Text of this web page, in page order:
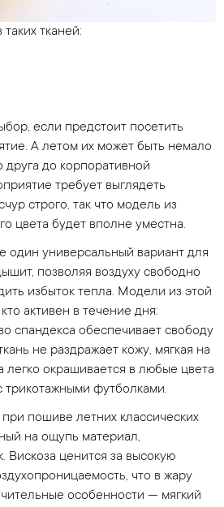
тканей:
если предстоит посетить
А летом их может быть немало
до корпоративной
требует выглядеть
строго, так что модель из
цвета будет вполне уместна.
один универсальный вариант для
позволяя воздуху свободно
избыток тепла. Модели из этой
активен в течение дня:
спандекса обеспечивает свободу
не раздражает кожу, мягкая на
легко окрашивается в любые цвета
трикотажными футболками.
пошиве летних классических
на ощупь материал,
ценится за высокую
что в жару
особенности — мягкий